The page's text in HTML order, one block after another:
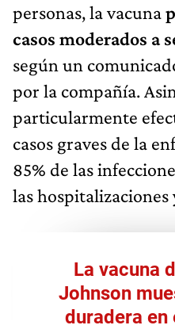
personas, la vacuna
casos moderados a
según un
por la compañía.
particularmente
casos graves de la
85% de las
las hospitalizaciones
La vacuna
Johnson
duradera en